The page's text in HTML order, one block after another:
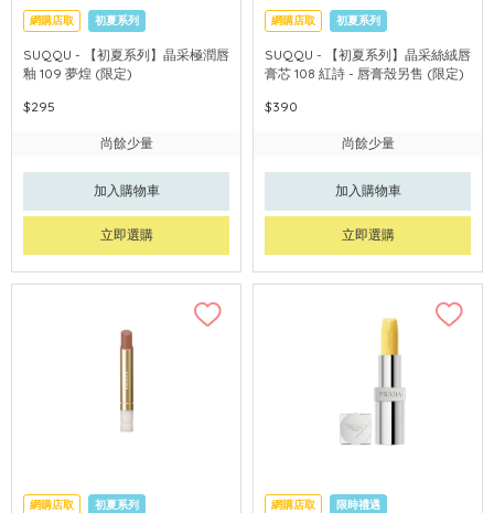
網購店取 初夏系列
SUQQU - 【初夏系列】晶采極潤唇
釉 109 夢煌 (限定)
$295
尚餘少量
加入購物車
立即選購
網購店取 初夏系列
SUQQU - 【初夏系列】晶采絲絨唇
膏芯 108 紅詩 - 唇膏殼另售 (限定)
$390
尚餘少量
加入購物車
立即選購
網購店取 初夏系列 網購店取 限時禮遇